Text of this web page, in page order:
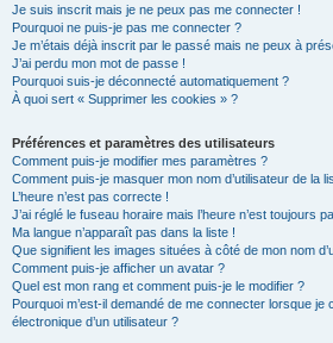
Je suis inscrit mais je ne peux pas me connecter !
Pourquoi ne puis-je pas me connecter ?
Je m’étais déjà inscrit par le passé mais ne peux à
J’ai perdu mon mot de passe !
Pourquoi suis-je déconnecté automatiquement ?
À quoi sert « Supprimer les cookies » ?
Préférences et paramètres des utilisateurs
Comment puis-je modifier mes paramètres ?
Comment puis-je masquer mon nom d’utilisateur de la
L’heure n’est pas correcte !
J’ai réglé le fuseau horaire mais l’heure n’est toujours
Ma langue n’apparaît pas dans la liste !
Que signifient les images situées à côté de mon nom
Comment puis-je afficher un avatar ?
Quel est mon rang et comment puis-je le modifier ?
Pourquoi m’est-il demandé de me connecter lorsque je
électronique d’un utilisateur ?